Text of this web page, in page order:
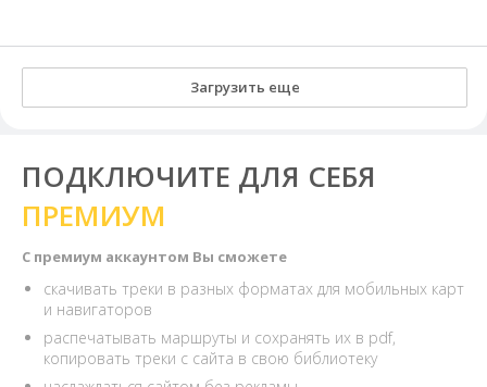
Загрузить еще
ПОДКЛЮЧИТЕ ДЛЯ СЕБЯ
ПРЕМИУМ
С премиум аккаунтом Вы сможете
скачивать треки в разных форматах для мобильных карт
и навигаторов
распечатывать маршруты и сохранять их в pdf,
копировать треки с сайта в свою библиотеку